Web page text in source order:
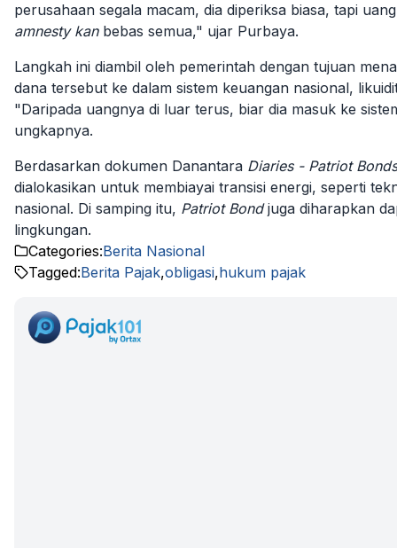
perusahaan segala macam, dia diperiksa biasa, tapi
amnesty kan bebas semua," ujar Purbaya.
Langkah ini diambil oleh pemerintah dengan tujuan
dana tersebut ke dalam sistem keuangan nasional,
"Daripada uangnya di luar terus, biar dia masuk ke
ungkapnya.
Berdasarkan dokumen Danantara Diaries - Patriot Bonds
dialokasikan untuk membiayai transisi energi, seperti
nasional. Di samping itu, Patriot Bondjuga diharapkan
lingkungan.
Categories:Berita Nasional
Tagged:Berita Pajak,obligasi,hukum pajak